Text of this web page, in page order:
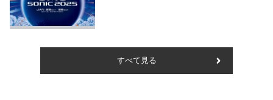
すべて見る